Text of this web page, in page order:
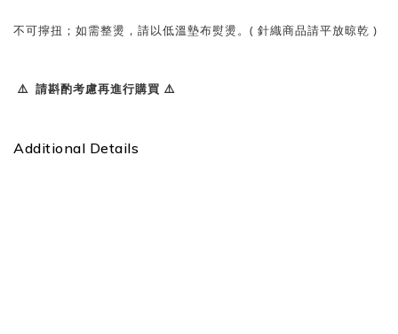
不可擰扭；如需整燙，請以低溫墊布熨燙。( 針織商品請平放晾乾 )
⚠️ 請斟酌考慮再進行購買 ⚠️
Additional Details